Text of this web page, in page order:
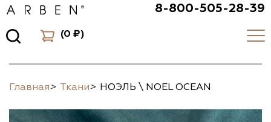
8-800-505-28-39
(0 ₽)
Главная> Ткани> НОЭЛЬ \ NOEL OCEAN